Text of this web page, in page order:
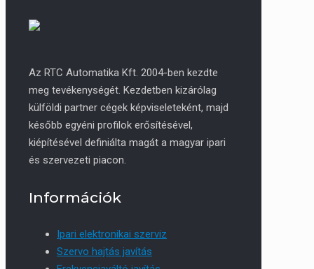
Az RTC Automatika Kft. 2004-ben kezdte
meg tevékenységét. Kezdetben kizárólag
külföldi partner cégek képviseleteként, majd
később egyéni profilok erősítésével,
kiépítésével definiálta magát a magyar ipari
és szervezeti piacon.
Információk
Ipari elektronikai szerviz
Szervo hajtás javítás